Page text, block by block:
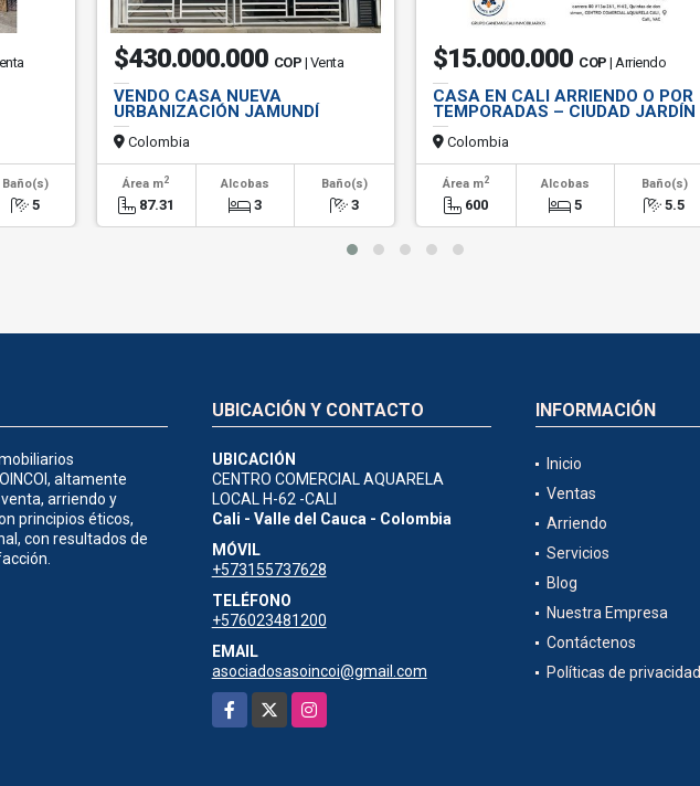
Baño(s)
5
$430.000.000 COP | Venta
VENDO CASA NUEVA
URBANIZACIÓN JAMUNDÍ
Colombia
Área m2
87.31
Alcobas
3
Baño(s)
3
$15.000.000 COP | Arriendo
CASA EN CALI ARRIENDO O POR
TEMPORADAS – CIUDAD JARDÍN
Colombia
Área m2
600
Alcobas
5
Baño(s)
5.5
altamente
arriendo y
principios éticos,
con resultados de
UBICACIÓN Y CONTACTO
UBICACIÓN
CENTRO COMERCIAL AQUARELA
LOCAL H-62 -CALI
Cali - Valle del Cauca - Colombia
MÓVIL
+573155737628
TELÉFONO
+576023481200
EMAIL
asociadosasoincoi@gmail.com
Facebook
Instagram
INFORMACIÓN
Inicio
Ventas
Arriendo
Servicios
Blog
Nuestra Empresa
Contáctenos
Políticas de privacidad